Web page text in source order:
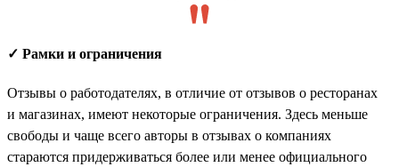
✓ Рамки и ограничения
Отзывы о работодателях, в отличие от отзывов о ресторанах
и магазинах, имеют некоторые ограничения. Здесь меньше
свободы и чаще всего авторы в отзывах о компаниях
стараются придерживаться более или менее официального